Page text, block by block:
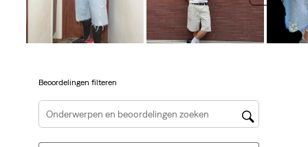
Hiermee
open
je
Hiermee
open
je
HiermeeHiermee
open
je
Hiermee
open
je
Beoordelingen filteren
Onderwerpen en beoordelingen zoeken per regio